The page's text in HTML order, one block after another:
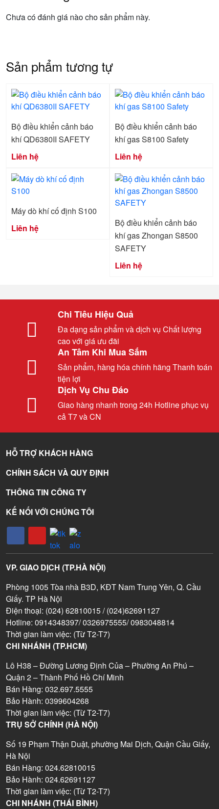
Chưa có đánh giá nào cho sản phẩm này.
Sản phẩm tương tự
Bộ điều khiển cảnh báo
khí QD6380II SAFETY
Liên hệ
Bộ điều khiển cảnh báo
khí gas S8100 Safety
Liên hệ
Máy dò khí cố định S100
Liên hệ
Bộ điều khiển cảnh báo
khí gas Zhongan S8500
SAFETY
Liên hệ
Chi Tiêu Hiệu Quả
Đa dạng sản phẩm và dịch vụ Chất lượng
cao với giá ưu đãi
An Tâm Khi Mua Sắm
Sản phẩm, hàng hóa chính hãng Thanh toán
tiện lợi
Dịch Vụ Chu Đáo
Giao hàng nhanh trong 24h Hotline phục vụ
cả T7 và CN
HỖ TRỢ KHÁCH HÀNG
CHÍNH SÁCH VÀ QUY ĐỊNH
THÔNG TIN CÔNG TY
KẾ NỐI VỚI CHÚNG TÔI
VP. GIAO DỊCH (TP.HÀ NỘI)
Phòng 1005 Tòa nhà B3D, KĐT Nam Trung Yên, Q. Cầu
Giấy. TP Hà Nội
Điện thoại: (024) 62810015 / (024)62691127
Hotline: 0914348397/ 0326975555/ 0983048814
Thời gian làm việc: (Từ T2-T7)
CHI NHÁNH (TP.HCM)
Lô H38 – Đường Lương Định Của – Phường An Phú –
Quận 2 – Thành Phố Hồ Chí Minh
Bán Hàng: 032.697.5555
Bảo Hành: 0399604268
Thời gian làm việc: (Từ T2-T7)
TRỤ SỞ CHÍNH (HÀ NỘI)
Số 19 Phạm Thận Duật, phường Mai Dịch, Quận Cầu Giấy,
Hà Nội
Bán Hàng: 024.62810015
Bảo Hành: 024.62691127
Thời gian làm việc: (Từ T2-T7)
CHI NHÁNH (THÁI BÌNH)